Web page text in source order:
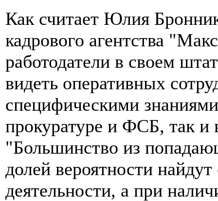
Как считает Юлия
кадрового агентства
работодатели в своем
видеть оперативных
специфическими
прокуратуре и ФСБ, так и
"Большинство из
долей вероятности найдут
деятельности, а при